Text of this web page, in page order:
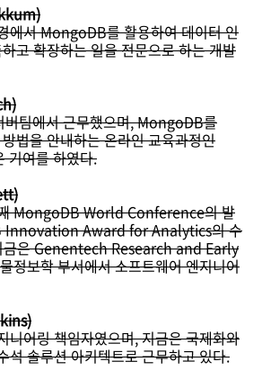
에서 MongoDB를 활용하여 데이터 인
고 확장하는 일을 전문으로 하는 개발
팀에서 근무했으며, MongoDB를
법을 안내하는 온라인 교육과정인
기여를 하였다.
MongoDB World Conference의 발
Innovation Award for Analytics의 수
금은 Genentech Research and Early
보학 부서에서 소프트웨어 엔지니어
니어링 책임자였으며, 지금은 국제화와
석 솔루션 아키텍트로 근무하고 있다.